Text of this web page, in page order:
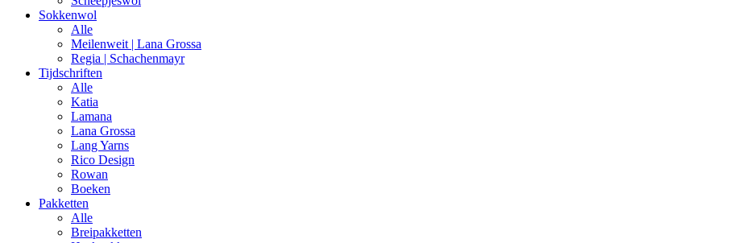
Sokkenwol
Alle
Meilenweit | Lana Grossa
Regia | Schachenmayr
Tijdschriften
Alle
Katia
Lamana
Lana Grossa
Lang Yarns
Rico Design
Rowan
Boeken
Pakketten
Alle
Breipakketten